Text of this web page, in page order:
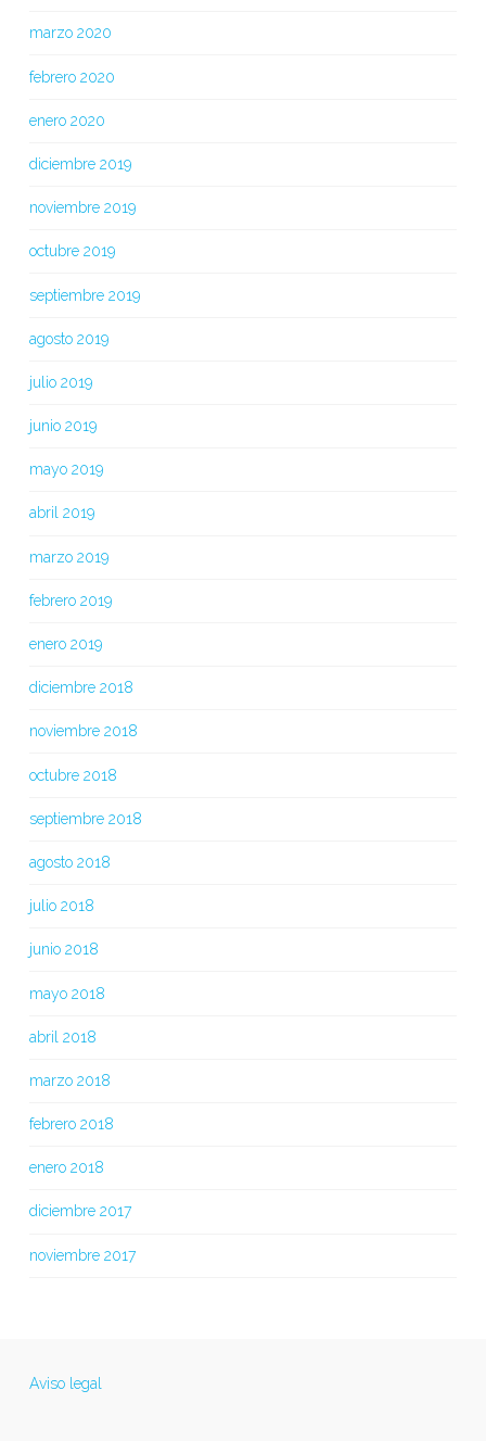
marzo 2020
febrero 2020
enero 2020
diciembre 2019
noviembre 2019
octubre 2019
septiembre 2019
agosto 2019
julio 2019
junio 2019
mayo 2019
abril 2019
marzo 2019
febrero 2019
enero 2019
diciembre 2018
noviembre 2018
octubre 2018
septiembre 2018
agosto 2018
julio 2018
junio 2018
mayo 2018
abril 2018
marzo 2018
febrero 2018
enero 2018
diciembre 2017
noviembre 2017
Aviso legal